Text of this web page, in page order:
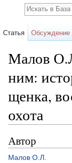
Малов
ним:
щенка,
охота
Автор
Малов О.Л.
Статья Обсуждение
Поиск